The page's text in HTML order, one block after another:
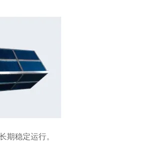
期稳定运行。